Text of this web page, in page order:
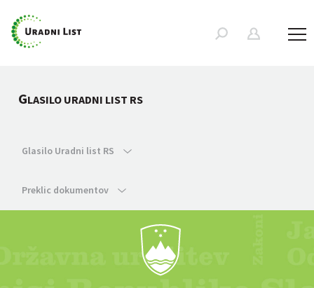
GLASILO URADNI LIST RS
Glasilo Uradni list RS
Preklic dokumentov